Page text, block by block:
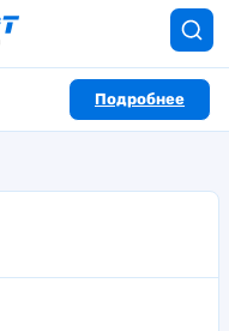
Подробнее